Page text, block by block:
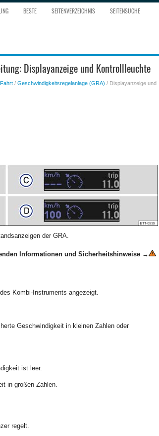
BESTE SEITENVERZEICHNIS SEITENSUCHE
Displayanzeige und Kontrollleuchte
/ Geschwindigkeitsregelanlage (GRA) / Displayanzeige und
der GRA.
Informationen und Sicherheitshinweise →
Kombi-Instruments angezeigt.
Geschwindigkeit in kleinen Zahlen oder
ist leer.
in großen Zahlen.
regelt.